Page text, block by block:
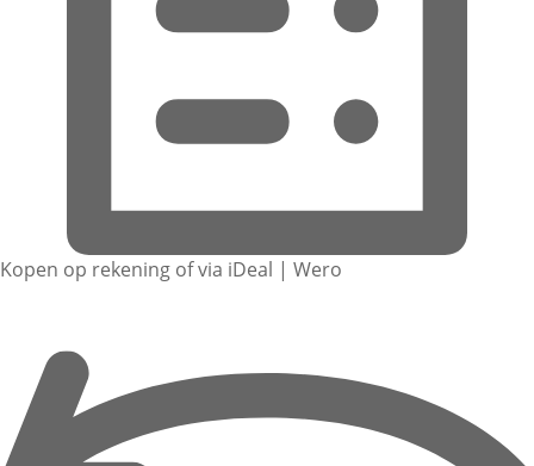
Kopen op rekening of via iDeal | Wero